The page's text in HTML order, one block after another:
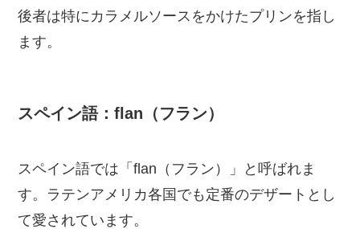
後者は特にカラメルソースをかけたプリンを指し
ます。
スペイン語：flan（フラン）
スペイン語では「flan（フラン）」と呼ばれま
す。ラテンアメリカ各国でも定番のデザートとし
て愛されています。